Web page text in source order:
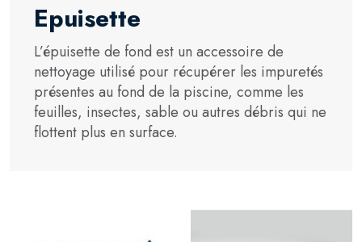
Epuisette
L’épuisette de fond est un accessoire de
nettoyage utilisé pour récupérer les impuretés
présentes au fond de la piscine, comme les
feuilles, insectes, sable ou autres débris qui ne
flottent plus en surface.